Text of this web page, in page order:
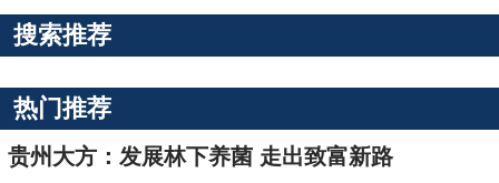
搜索推荐
热门推荐
贵州大方：发展林下养菌 走出致富新路